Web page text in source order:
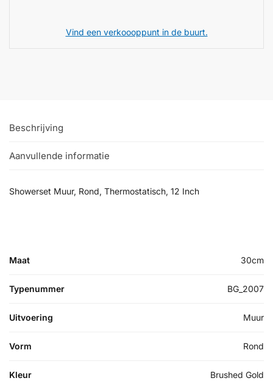
Vind een verkoooppunt in de buurt.
Beschrijving
Aanvullende informatie
Showerset Muur, Rond, Thermostatisch, 12 Inch
Maat 30cm
Typenummer BG_2007
Uitvoering Muur
Vorm Rond
Kleur Brushed Gold